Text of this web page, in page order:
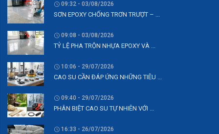
09:32 - 03/08/2026
SƠN EPOXY CHỐNG TRƠN TRƯỢT – ...
09:08 - 03/08/2026
TỶ LỆ PHA TRỘN NHỰA EPOXY VÀ ...
10:06 - 29/07/2026
CAO SU CẦN ĐÁP ỨNG NHỮNG TIÊU ...
09:40 - 29/07/2026
PHÂN BIỆT CAO SU TỰ NHIÊN VỚI ...
16:33 - 26/07/2026